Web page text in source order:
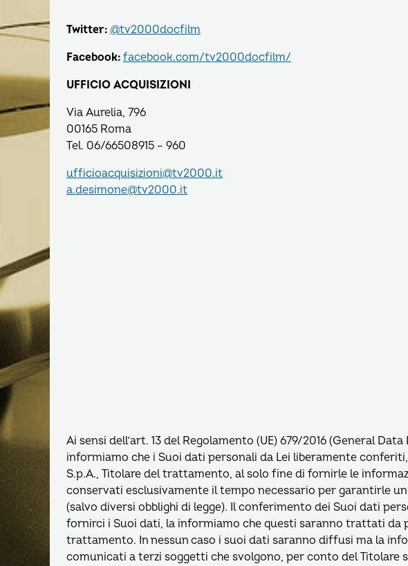
Twitter: @tv2000docfilm
Facebook: facebook.com/tv2000docfilm/
UFFICIO ACQUISIZIONI
Via Aurelia, 796
00165 Roma
Tel. 06/66508915 – 960
ufficioacquisizioni@tv2000.it
a.desimone@tv2000.it
Ai sensi dell’art. 13 del Regolamento (UE) 679/2016 (General
informiamo che i Suoi dati personali da Lei liberamente
S.p.A., Titolare del trattamento, al solo fine di fornirle le
conservati esclusivamente il tempo necessario per garantirle
(salvo diversi obblighi di legge). Il conferimento dei Suoi dati
fornirci i Suoi dati, la informiamo che questi saranno trattati da
trattamento. In nessun caso i suoi dati saranno diffusi ma la
comunicati a terzi soggetti che svolgono, per conto del Titolare